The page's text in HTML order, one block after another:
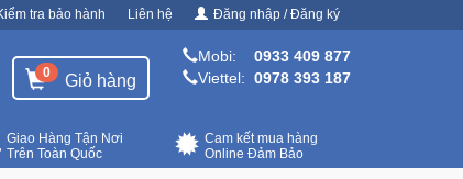
tra bảo hành Liên hệ Đăng nhập / Đăng ký
0 Giỏ hàng
Mobi:
0933 409 877
Viettel: 0978 393 187
Cam kết mua hàng
Online Đảm Bảo
Giao Hàng Tận Nơi
Trên Toàn Quốc